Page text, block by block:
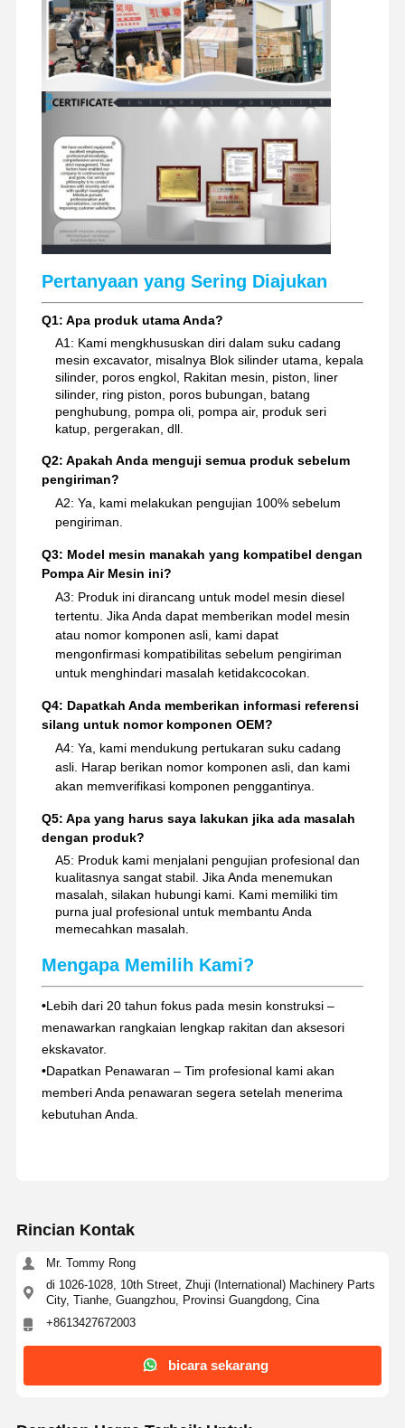
Pertanyaan yang Sering Diajukan
Q1: Apa produk utama Anda?
A1: Kami mengkhususkan diri dalam suku cadang
mesin excavator, misalnya Blok silinder utama, kepala
silinder, poros engkol, Rakitan mesin, piston, liner
silinder, ring piston, poros bubungan, batang
penghubung, pompa oli, pompa air, produk seri
katup, pergerakan, dll.
Q2: Apakah Anda menguji semua produk sebelum
pengiriman?
A2: Ya, kami melakukan pengujian 100% sebelum
pengiriman.
Q3: Model mesin manakah yang kompatibel dengan
Pompa Air Mesin ini?
A3: Produk ini dirancang untuk model mesin diesel
tertentu. Jika Anda dapat memberikan model mesin
atau nomor komponen asli, kami dapat
mengonfirmasi kompatibilitas sebelum pengiriman
untuk menghindari masalah ketidakcocokan.
Q4: Dapatkah Anda memberikan informasi referensi
silang untuk nomor komponen OEM?
A4: Ya, kami mendukung pertukaran suku cadang
asli. Harap berikan nomor komponen asli, dan kami
akan memverifikasi komponen penggantinya.
Q5: Apa yang harus saya lakukan jika ada masalah
dengan produk?
A5: Produk kami menjalani pengujian profesional dan
kualitasnya sangat stabil. Jika Anda menemukan
masalah, silakan hubungi kami. Kami memiliki tim
purna jual profesional untuk membantu Anda
memecahkan masalah.
Mengapa Memilih Kami?
•Lebih dari 20 tahun fokus pada mesin konstruksi –
menawarkan rangkaian lengkap rakitan dan aksesori
ekskavator.
•Dapatkan Penawaran – Tim profesional kami akan
memberi Anda penawaran segera setelah menerima
kebutuhan Anda.
Rincian Kontak
Mr. Tommy Rong
di 1026-1028, 10th Street, Zhuji (International) Machinery Parts
City, Tianhe, Guangzhou, Provinsi Guangdong, Cina
+8613427672003
bicara sekarang